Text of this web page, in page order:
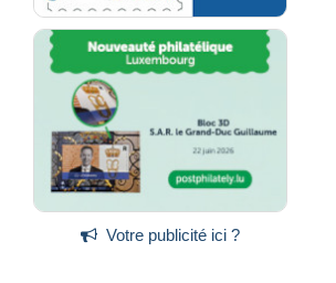
Votre publicité ici ?